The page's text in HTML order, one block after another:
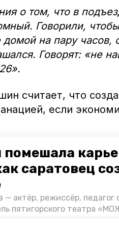
помешала
саратовец
актёр, режиссёр, педагог
пятигорского театра
выпустил восемь
о том, что в
Говорили,
на пару часов,
Говорят: «не
считает, что
если
рублей. Если
Правительству
и заниматься